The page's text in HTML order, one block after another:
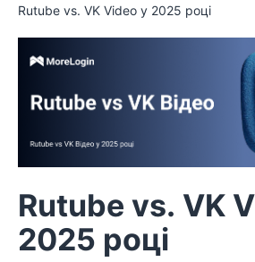
Rutube vs. VK Video у 2025 році
Rutube vs. VK
2025 році